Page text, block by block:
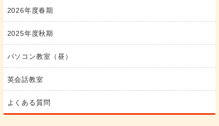
2026年度春期
2025年度秋期
パソコン教室（昼）
英会話教室
よくある質問